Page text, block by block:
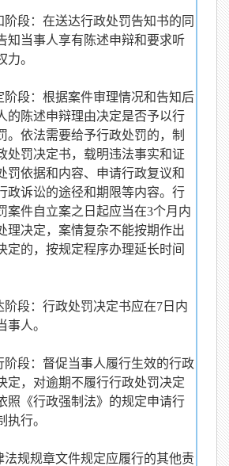
阶段：在送达行政处罚告知书的同
知当事人享有陈述申辩和要求听
力。
阶段：根据案件审理情况和告知后
的陈述申辩理由决定是否予以行
。依法需要给予行政处罚的，制
处罚决定书，载明违法事实和证
罚依据和内容、申请行政复议和
政诉讼的途径和期限等内容。行
案件自立案之日起应当在3个月内
理决定，案情复杂不能按期作出
定的，按规定程序办理延长时间
阶段：行政处罚决定书应在7日内
事人。
阶段：督促当事人履行生效的行政
定，对逾期不履行行政处罚决定
照《行政强制法》的规定申请行
执行。
法规规章文件规定应履行的其他责